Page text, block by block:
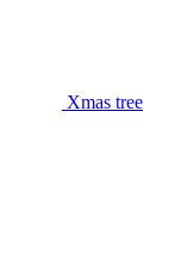
Xmas tree